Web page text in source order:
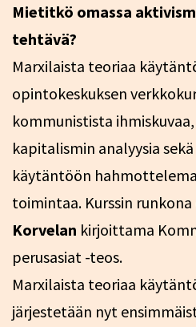
Mietitkö omassa
tehtävä?
Marxilaista teoriaa
opintokeskuksen
kommunistista
kapitalismin analyysia
käytäntöön
toimintaa. Kurssin
Korvelan kirjoittama
perusasiat -teos.
Marxilaista teoriaa
järjestetään nyt